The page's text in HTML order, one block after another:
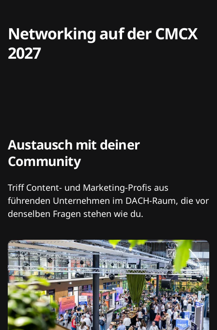
Networking auf der CMCX
2027
Austausch mit deiner
Community
Triff Content- und Marketing-Profis aus
führenden Unternehmen im DACH-Raum, die vor
denselben Fragen stehen wie du.